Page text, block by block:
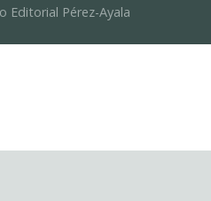
Editorial Pérez-Ayala